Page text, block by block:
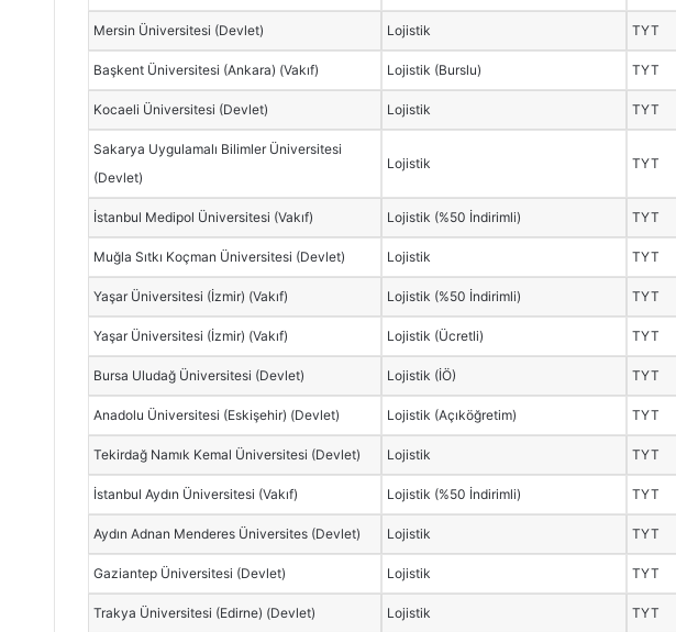
Mersin Üniversitesi (Devlet) Lojistik TYT
Başkent Üniversitesi (Ankara) (Vakıf) Lojistik (Burslu) TYT
Kocaeli Üniversitesi (Devlet) Lojistik TYT
Sakarya Uygulamalı Bilimler Üniversitesi
(Devlet)
Lojistik TYT
İstanbul Medipol Üniversitesi (Vakıf) Lojistik (%50 İndirimli) TYT
Muğla Sıtkı Koçman Üniversitesi (Devlet) Lojistik TYT
Yaşar Üniversitesi (İzmir) (Vakıf) Lojistik (%50 İndirimli) TYT
Yaşar Üniversitesi (İzmir) (Vakıf) Lojistik (Ücretli) TYT
Bursa Uludağ Üniversitesi (Devlet) Lojistik (İÖ) TYT
Anadolu Üniversitesi (Eskişehir) (Devlet) Lojistik (Açıköğretim) TYT
Tekirdağ Namık Kemal Üniversitesi (Devlet) Lojistik TYT
İstanbul Aydın Üniversitesi (Vakıf) Lojistik (%50 İndirimli) TYT
Aydın Adnan Menderes Üniversites (Devlet) Lojistik TYT
Gaziantep Üniversitesi (Devlet) Lojistik TYT
Trakya Üniversitesi (Edirne) (Devlet) Lojistik TYT